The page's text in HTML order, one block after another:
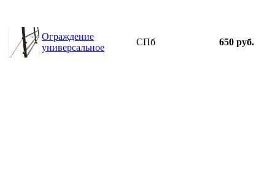
Ограждение
универсальное
СПб 650 руб.